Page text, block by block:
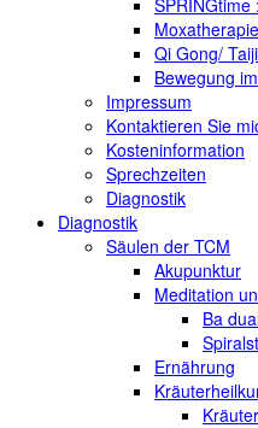
Moxatherapie
Qi Gong/
Bewegung
Impressum
Kontaktieren Sie
Kosteninformation
Sprechzeiten
Diagnostik
Diagnostik
Säulen der TCM
Akupunktur
Meditation
Ba
Ernährung